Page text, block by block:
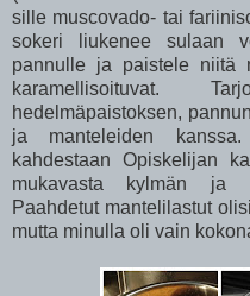
sille muscovado- tai
sokeri liukenee sulaan
pannulle ja paistele niitä
karamellisoituvat.
hedelmäpaistoksen,
ja manteleiden
kahdestaan Opiskelijan
mukavasta kylmän ja
Paahdetut mantelilastut
mutta minulla oli vain